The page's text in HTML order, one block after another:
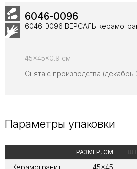
6046-0096
6046-0096 ВЕРСАЛЬ
45x45x0.9 см
Снята с производства (декабрь
Параметры упаковки
РАЗМЕР, СМ
Керамогранит 45x45